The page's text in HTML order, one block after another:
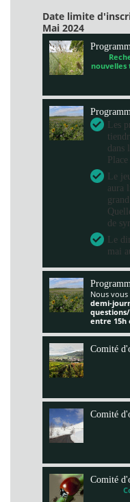
Date limite
Mai 2024
nouvelles
Les
dans
Le
aura
de
Le
mai
Nous
demi-
entre 15h
Comité
Comité
Comité